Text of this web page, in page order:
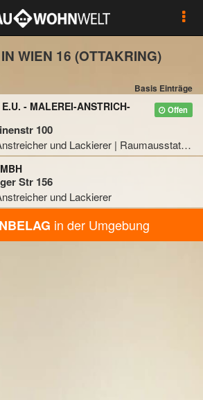
WIEN 16 (OTTAKRING)
Basis Einträge
Offen
- MALEREI-ANSTRICH-
100
Bodenbelag | Maler, Anstreicher und Lackierer | Raumausstattung | Tapete
Str 156
und Lackierer
in der Umgebung